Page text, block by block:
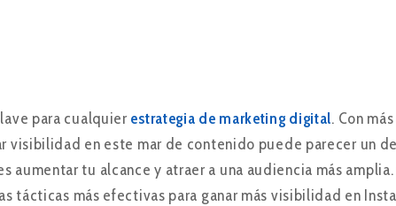
para cualquier estrategia de marketing digital. Con
visibilidad en este mar de contenido puede parecer un
aumentar tu alcance y atraer a una audiencia más amplia.
tácticas más efectivas para ganar más visibilidad en